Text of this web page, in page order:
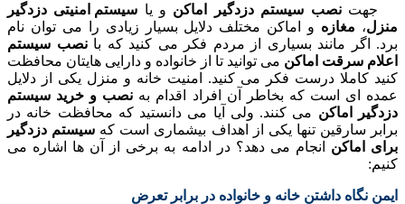
جهتنصب سیستم دزدگیر اماکن و یا سیستم امنیتی دزدگیر
منزل، مغازه و اماکن مختلف دلایل بسیار زیادی را می توان نام
برد. اگر مانند بسیاری از مردم فکر می کنید که بانصب سیستم
اعلام سرقت اماکن می توانید تا از خانواده و دارایی هایتان محافظت
کنید کاملا درست فکر می کنید. امنیت خانه و منزل یکی از دلایل
عمده ای است که بخاطر آن افراد اقدام به نصب و خرید سیستم
دزدگیر اماکن می کنند. ولی آیا می دانستید که محافظت خانه در
برابر سارقین تنها یکی از اهداف بیشماری است که سیستم دزدگیر
برای اماکن انجام می دهد؟ در ادامه به برخی از آن ها اشاره می
کنیم:
ایمن نگاه داشتن خانه و خانواده در برابر تعرض